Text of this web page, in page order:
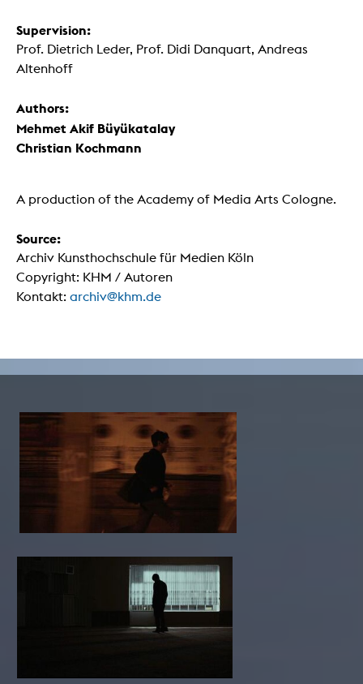
Supervision:
Prof. Dietrich Leder, Prof. Didi Danquart, Andreas
Altenhoff
Authors:
Mehmet Akif Büyükatalay
Christian Kochmann
A production of the Academy of Media Arts Cologne.
Source:
Archiv Kunsthochschule für Medien Köln
Copyright: KHM / Autoren
Kontakt: archiv@khm.de